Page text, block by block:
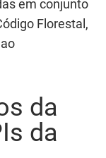
em conjunto
Florestal,
da
da